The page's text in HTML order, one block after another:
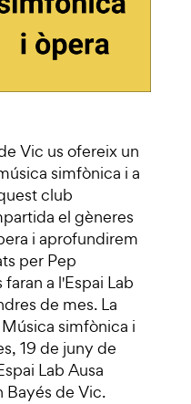
Vic us ofereix un
simfònica i a
club
el gèneres
i aprofundirem
per Pep
a l'Espai Lab
de mes. La
simfònica i
19 de juny de
Lab Ausa
Bayés de Vic.